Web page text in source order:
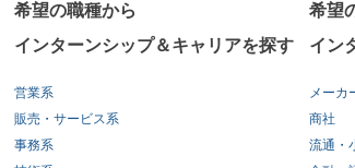
希望の職種から
インターンシップ＆キャリアを探す
営業系
販売・サービス系
事務系
希望
イン
メーカ
商社
流通・